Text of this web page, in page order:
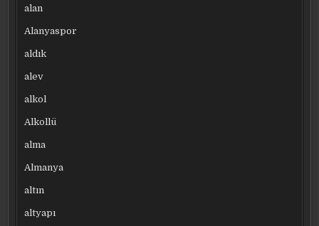
alan
Alanyaspor
aldık
alev
alkol
Alkollü
alma
Almanya
altın
altyapı